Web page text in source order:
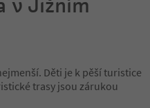
v Jižním
Děti je k pěší turistice
trasy jsou zárukou